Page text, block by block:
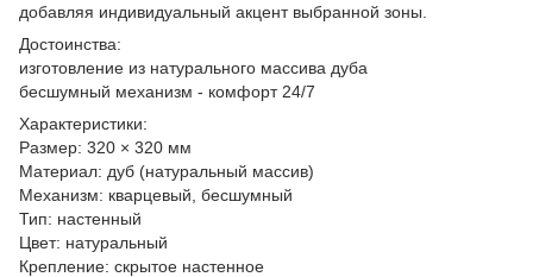
добавляя индивидуальный акцент выбранной зоны.
Достоинства:
изготовление из натурального массива дуба
бесшумный механизм - комфорт 24/7
Характеристики:
Размер: 320 × 320 мм
Материал: дуб (натуральный массив)
Механизм: кварцевый, бесшумный
Тип: настенный
Цвет: натуральный
Крепление: скрытое настенное